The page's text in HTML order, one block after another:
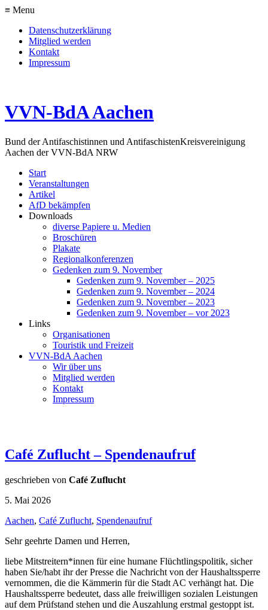
≡ Menu
Datenschutzerklärung
Mitglied werden
Kontakt
Impressum
VVN-BdA Aachen
Bund der Antifaschistinnen und AntifaschistenKreisvereinigung
Aachen der VVN-BdA NRW
Start
Veranstaltungen
Artikel
AfD bekämpfen
Downloads
diverse Papiere u. Medien
Broschüren
Plakate
Regionalkonferenzen
Gedenken zum 9. November
Gedenken zum 9. November – 2025
Gedenken zum 9. November – 2024
Gedenken zum 9. November – 2023
Gedenken zum 9. November – vor 2023
Links
Organisationen
Touristik und Freizeit
VVN-BdA Aachen
Wir über uns
Mitglied werden
Kontakt
Impressum
Café Zuflucht – Spendenaufruf
geschrieben von Café Zuflucht
5. Mai 2026
Aachen, Café Zuflucht, Spendenaufruf
Sehr geehrte Damen und Herren,
liebe Mitstreitern*innen für eine humane Flüchtlingspolitik, sicher
haben Sie/habt ihr der Presse die Nachricht von der Haushaltssperre
vernommen, die die Kämmerin für die Stadt AC verhängt hat. Die
Haushaltssperre bedeutet, dass alle freiwilligen sozialen Leistungen
auf dem Prüfstand stehen und die Auszahlung erstmal gestoppt ist.